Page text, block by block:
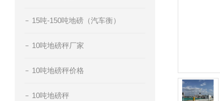
15吨-150吨地磅（汽车衡）
10吨地磅秤厂家
10吨地磅秤价格
10吨地磅秤